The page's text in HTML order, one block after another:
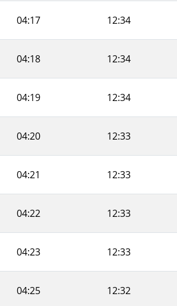
04:17 12:34
04:18 12:34
04:19 12:34
04:20 12:33
04:21 12:33
04:22 12:33
04:23 12:33
04:25 12:32